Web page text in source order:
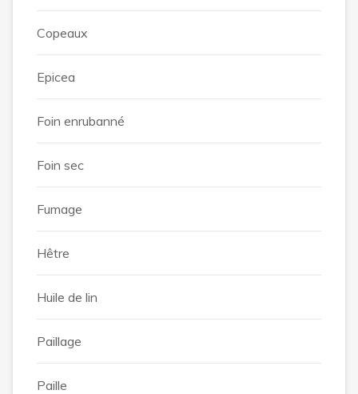
Copeaux
Epicea
Foin enrubanné
Foin sec
Fumage
Hêtre
Huile de lin
Paillage
Paille